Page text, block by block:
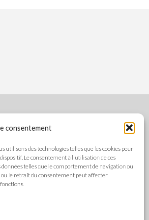
consentement
utilisons des technologies telles que les cookies pour
Le consentement à l'utilisation de ces
telles que le comportement de navigation ou
le retrait du consentement peut affecter